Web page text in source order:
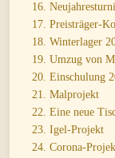
16.
17. Preisträger-
18. Winterlager
19. Umzug von
20. Einschulung
21. Malprojekt
22. Eine neue
23. Igel-Projekt
24. Corona-